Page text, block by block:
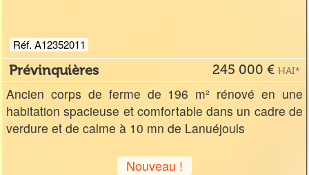
Réf. A12352011
Prévinquières 245 000 € HAI*
Ancien corps de ferme de 196 m² rénové en une
habitation spacieuse et comfortable dans un cadre de
verdure et de calme à 10 mn de Lanuéjouls
Nouveau !